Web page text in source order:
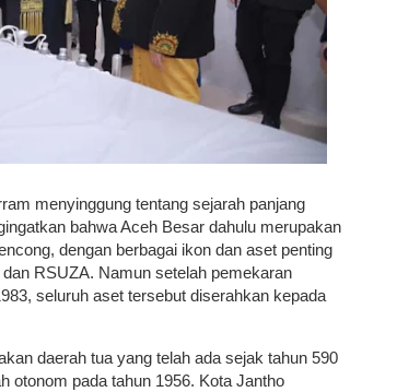
menyinggung tentang sejarah panjang
bahwa Aceh Besar dahulu merupakan
dengan berbagai ikon dan aset penting
RSUZA. Namun setelah pemekaran
seluruh aset tersebut diserahkan kepada
daerah tua yang telah ada sejak tahun 590
otonom pada tahun 1956. Kota Jantho